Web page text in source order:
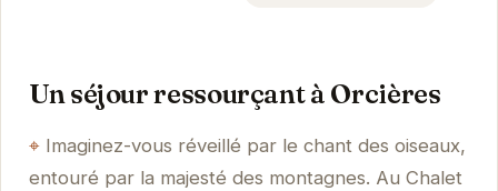
Un séjour ressourçant à Orcières
Imaginez-vous réveillé par le chant des oiseaux,
entouré par la majesté des montagnes. Au Chalet